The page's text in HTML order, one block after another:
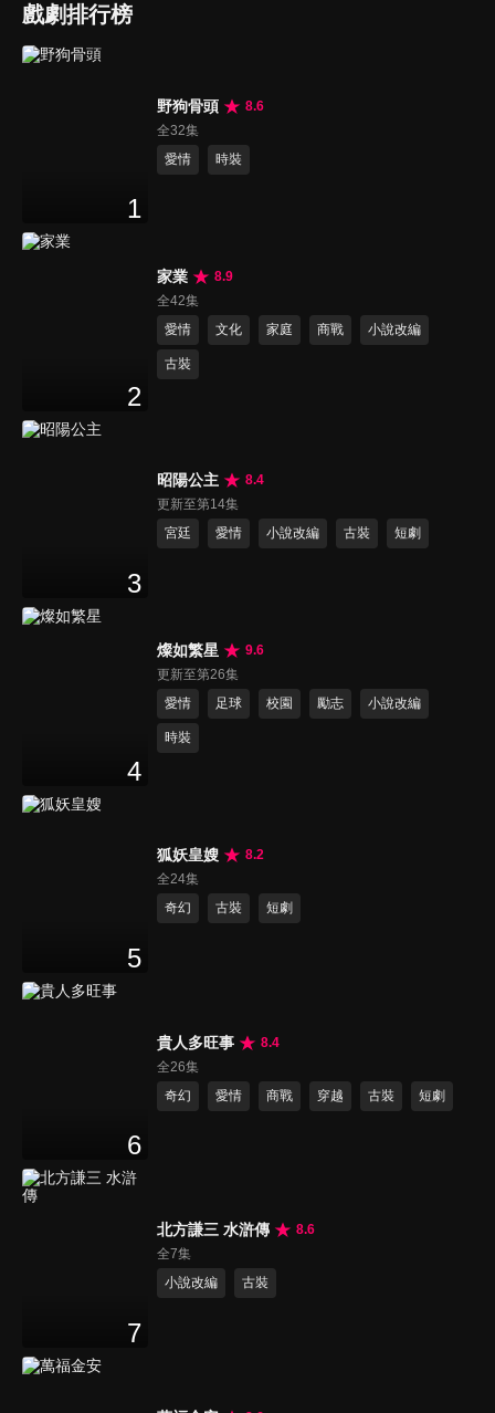
戲劇排行榜
1
野狗骨頭
8.6
全32集
愛情
時裝
2
家業
8.9
全42集
愛情
文化 家庭 商戰 小說改編
古裝
3
昭陽公主
8.4
更新至第14集
宮廷
愛情 小說改編 古裝 短劇
4
燦如繁星
9.6
更新至第26集
愛情
足球 校園 勵志 小說改編
時裝
5
狐妖皇嫂
8.2
全24集
奇幻
古裝 短劇
6
貴人多旺事
8.4
全26集
奇幻
愛情 商戰 穿越 古裝 短劇
7
北方謙三 水滸傳
8.6
全7集
小說改編
古裝